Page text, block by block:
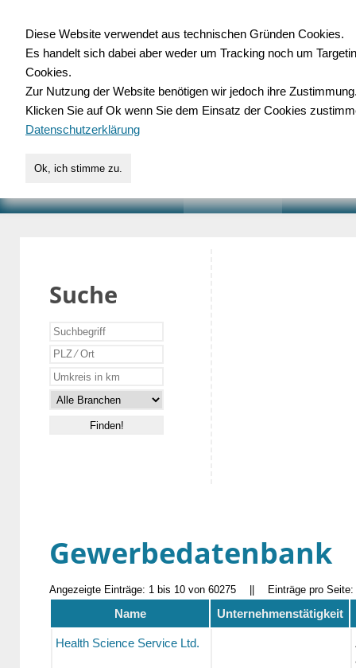
für Handwerk,
Suche
Gewerbedatenbank
Angezeigte Einträge: 1 bis 10 von 60275 Einträge pro Seite:
Name Unternehmenstätigkeit
Health Science Service Ltd.
Diese Website verwendet aus technischen Gründen Cookies.
Es handelt sich dabei aber weder um Tracking noch um
Cookies.
Zur Nutzung der Website benötigen wir jedoch ihre
Klicken Sie auf Ok wenn Sie dem Einsatz der Cookies
Datenschutzerklärung
Ok, ich stimme zu.